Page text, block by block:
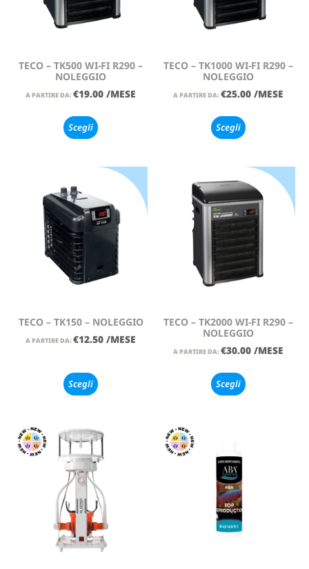
TECO – TK500 WI-FI R290 –
NOLEGGIO
A PARTIRE DA: €19.00 /MESE
Scegli
TECO – TK1000 WI-FI R290 –
NOLEGGIO
A PARTIRE DA: €25.00 /MESE
Scegli
TECO – TK150 – NOLEGGIO
A PARTIRE DA: €12.50 /MESE
Scegli
TECO – TK2000 WI-FI R290 –
NOLEGGIO
A PARTIRE DA: €30.00 /MESE
Scegli